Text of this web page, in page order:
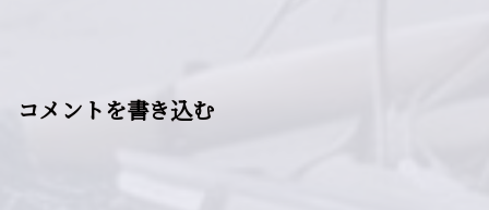
コメントを書き込む